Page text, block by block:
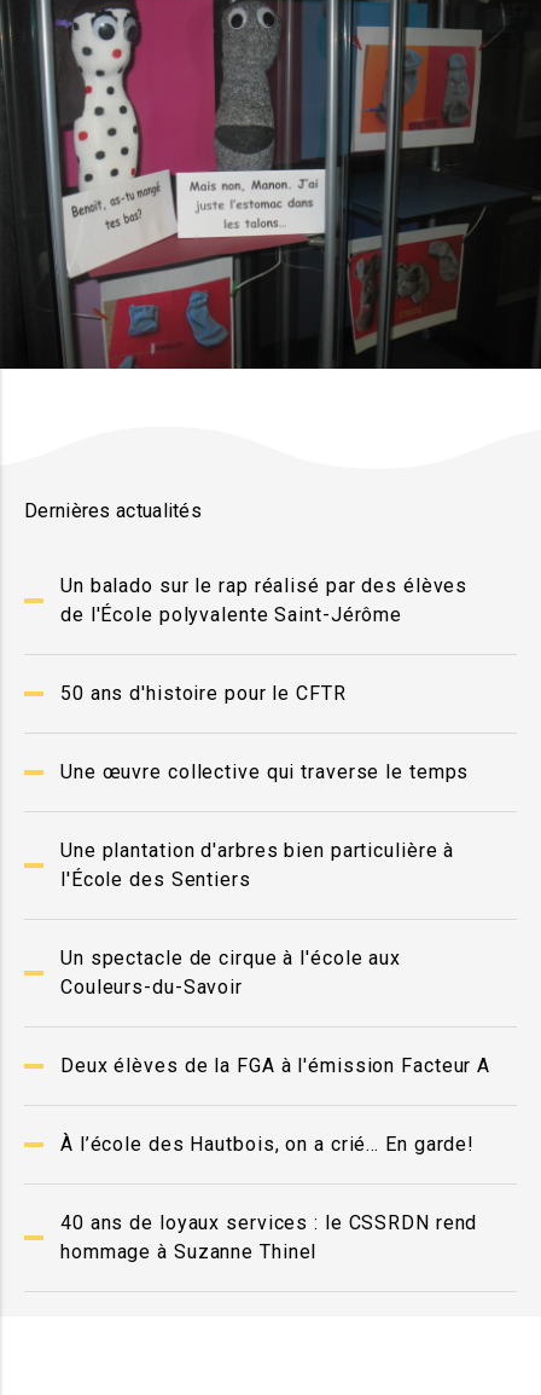
Dernières actualités
Un balado sur le rap réalisé par des élèves
de l'École polyvalente Saint-Jérôme
50 ans d'histoire pour le CFTR
Une œuvre collective qui traverse le temps
Une plantation d'arbres bien particulière à
l'École des Sentiers
Un spectacle de cirque à l'école aux
Couleurs-du-Savoir
Deux élèves de la FGA à l'émission Facteur A
À l’école des Hautbois, on a crié… En garde!
40 ans de loyaux services : le CSSRDN rend
hommage à Suzanne Thinel